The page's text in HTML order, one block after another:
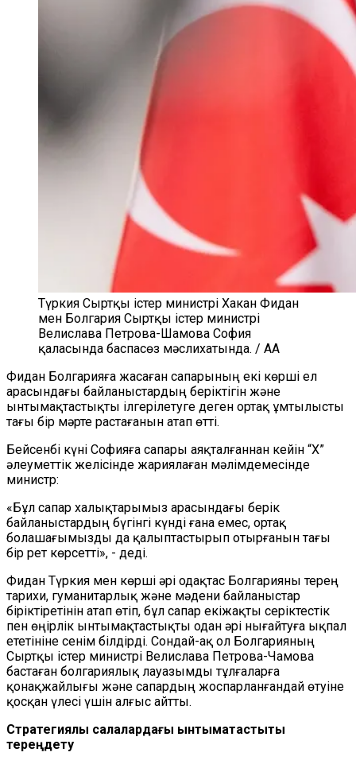
Түркия Сыртқы істер министрі Хакан Фидан
мен Болгария Сыртқы істер министрі
Велислава Петрова-Шамова София
қаласында баспасөз мәслихатында. / AA
Фидан Болгарияға жасаған сапарының екі көрші ел
арасындағы байланыстардың беріктігін және
ынтымақтастықты ілгерілетуге деген ортақ ұмтылысты
тағы бір мәрте растағанын атап өтті.
Бейсенбі күні Софияға сапары аяқталғаннан кейін “X”
әлеуметтік желісінде жариялаған мәлімдемесінде
министр:
«Бұл сапар халықтарымыз арасындағы берік
байланыстардың бүгінгі күнді ғана емес, ортақ
болашағымызды да қалыптастырып отырғанын тағы
бір рет көрсетті», - деді.
Фидан Түркия мен көрші әрі одақтас Болгарияны терең
тарихи, гуманитарлық және мәдени байланыстар
біріктіретінін атап өтіп, бұл сапар екіжақты серіктестік
пен өңірлік ынтымақтастықты одан әрі нығайтуға ықпал
ететініне сенім білдірді. Сондай-ақ ол Болгарияның
Сыртқы істер министрі Велислава Петрова-Чамова
бастаған болгариялық лауазымды тұлғаларға
қонақжайлығы және сапардың жоспарланғандай өтуіне
қосқан үлесі үшін алғыс айтты.
Стратегиялық салалардағы ынтымақтастықты
тереңдету